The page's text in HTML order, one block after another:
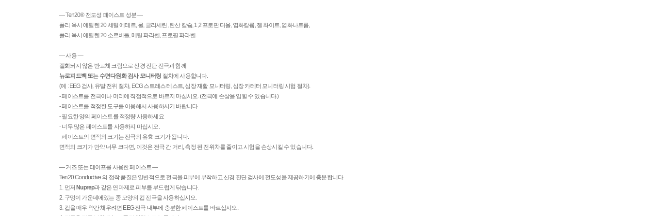
— Ten20® 전도성 페이스트 성분 —
폴리 옥시 에틸렌 20 세틸 에테르, 물, 글리세린, 탄산 칼슘, 1,2 프로판 디올, 염화칼륨, 젤 화이트, 염화나트륨,
폴리 옥시 에틸렌 20 소르비톨, 메틸 파라벤, 프로필 파라벤.
— 사용 —
겔화되지 않은 반고체 크림으로 신경 진단 전극과 함께
뉴로피드백 또는 수면다원화 검사 모니터링 절차에 사용합니다.
(예 : EEG 검사, 유발 전위 절차, ECG 스트레스 테스트, 심장 재활 모니터링, 심장 카테터 모니터링 시험 절차).
- 페이스트를 전극이나 머리에 직접적으로 바르지 마십시오. (전극에 손상을 입힐 수 있습니다.)
- 페이스트를 적정한 도구를 이용해서 사용하시기 바랍니다.
- 필요한 양의 페이스트를 적정량 사용하세요
- 너무 많은 페이스트를 사용하지 마십시오.
- 페이스트의 면적의 크기는 전극의 유효 크기가 됩니다.
면적의 크기가 만약 너무 크다면, 이것은 전극 간 거리, 측정 된 전위차를 줄이고 시험을 손상시킬 수 있습니다.
— 거즈 또는 테이프를 사용한 페이스트 —
Ten20 Conductive 의 접착 품질은 일반적으로 전극을 피부에 부착하고 신경 진단 검사에 전도성을 제공하기에 충분합니다.
1. 먼저 Nuprep과 같은 연마제로 피부를 부드럽게 닦습니다.
2. 구멍이 가운데에있는 종 모양의 컵 전극을 사용하십시오.
3. 컵을 매우 약간 채우려면 EEG 전극 내부에 충분한 페이스트를 바르십시오.